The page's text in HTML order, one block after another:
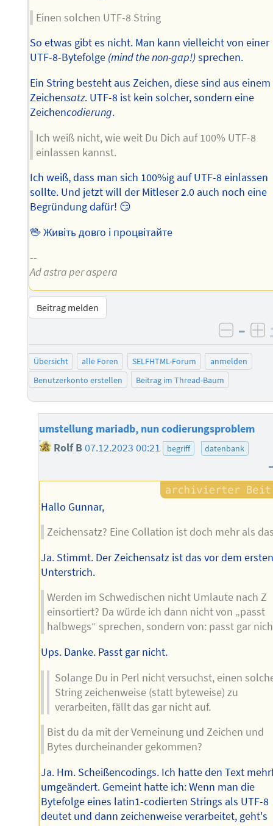
Einen solchen UTF-8 String
So etwas gibt es nicht. Man kann vielleicht von einer
UTF-8-Bytefolge (mind the non-gap!)sprechen.
Ein String besteht aus Zeichen, diese sind aus einem
Zeichensatz. UTF-8 ist kein solcher, sondern eine
Zeichencodierung.
Ich weiß nicht, wie weit Du Dich auf 100% UTF-8
einlassen kannst.
Ich weiß, dass man sich 100%ig auf UTF-8 einlassen
sollte. Und jetzt will der Mitleser 2.0 auch noch eine
Begründung dafür! 😏
🖖 Живіть довго і процвітайте
--
Ad astra per aspera
Beitrag melden
–
Übersicht alle Foren SELFHTML-Forum
anmelden
Benutzerkonto erstellen
Beitrag im Thread-Baum
umstellung mariadb, nun codierungsproblem
Rolf B07.12.2023 00:21 begriff datenbank
Hallo Gunnar,
Zeichensatz? Eine Collation ist doch mehr als
Ja. Stimmt. Der Zeichensatz ist das vor dem
Unterstrich.
Werden im Schwedischen nicht Umlaute nach Z
einsortiert? Da würde ich dann nicht von „passt
halbwegs“ sprechen, sondern von: passt gar
Ups. Danke. Passt gar nicht.
Solange Du in Perl nicht versuchst, einen
String zeichenweise (statt byteweise) zu
verarbeiten, fällt das gar nicht auf.
Bist du da mit der Verneinung und Zeichen und
Bytes durcheinander gekommen?
Ja. Hm. Scheißencodings. Ich hatte den Text
umgeändert. Gemeint hatte ich: Wenn man die
Bytefolge eines latin1-codierten Strings als UTF-8
deutet und dann zeichenweise verarbeitet, geht's